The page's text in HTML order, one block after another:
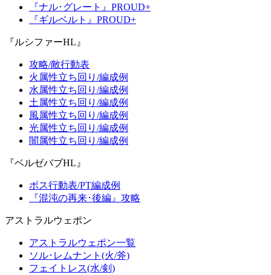
『ナル･グレート』PROUD+
『ギルベルト』PROUD+
『ルシファーHL』
攻略/敵行動表
火属性立ち回り/編成例
水属性立ち回り/編成例
土属性立ち回り/編成例
風属性立ち回り/編成例
光属性立ち回り/編成例
闇属性立ち回り/編成例
『ベルゼバブHL』
ボス行動表/PT編成例
『混沌の再来･後編』攻略
アストラルウェポン
アストラルウェポン一覧
ソル･レムナント(火/斧)
フェイトレス(水/剣)